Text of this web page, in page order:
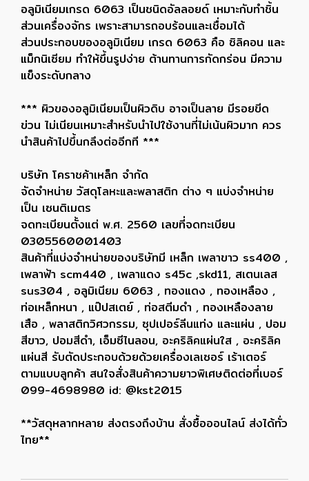
อลูมิเนียมเกรด 6063 เป็นชนิดอัลลอยด์ เหมาะกับทำชิ้น
ส่วนเครื่องจักร เพราะสามารถอบร้อนและเชื่อมได้
ส่วนประกอบของอลูมิเนียม เกรด 6063 คือ ซิลิคอน และ
แม็กนิเซียม ทำให้ขึ้นรูปง่าย ต้านทานการกัดกร่อน มีความ
แข็งระดับกลาง
*** ผิวของอลูมิเนียมเป็นผิวดิบ อาจเป็นลาย มีรอยขีด
ข่วน ไม่เนียนเหมาะสำหรับนำไปใช้งานที่ไม่เน้นผิวมาก ควร
นำสินค้าไปขึ้นกลึงต่ออีกที ***
บริษัท โคราชค้าเหล็ก จำกัด
จัดจำหน่าย วัสดุโลหะและพลาสติก ต่าง ๆ แบ่งจำหน่าย
เป็น เซนติเมตร
จดทะเบียนตั้งแต่ พ.ศ. 2560 เลขที่จดทะเบียน
0305560001403
สินค้าที่แบ่งจำหน่ายของบริษัทมี เหล็ก เพลาขาว ss400 ,
เพลาฟ้า scm440 , เพลาแดง s45c ,skd11, สเตนเลส
sus304 , อลูมิเนียม 6063 , ทองแดง , ทองเหลือง ,
ท่อเหล็กหนา , แป๊ปสเตย์ , ท่อสตีมดำ , ทองเหลืองลาย
เสือ , พลาสติกวิศวกรรม, ซุปเปอร์ลีนแท่ง และแผ่น , ปอม
สีขาว, ปอมสีดำ, เอ็มซีไนลอน, อะคริลิคแผ่นใส , อะคริลิค
แผ่นสี รับตัดประกอบด้วยด้วยเครื่องเลเซอร์ เร้าเตอร์
ตามแบบลูกค้า สนใจสั่งสินค้าความยาวพิเศษติดต่อที่เบอร์
099-4698980 id: @kst2015
**วัสดุหลากหลาย ส่งตรงถึงบ้าน สั่งซื้อออนไลน์ ส่งได้ทั่ว
ไทย**